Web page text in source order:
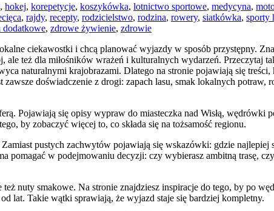
, hokej, korepetycje, koszykówka, lotnictwo sportowe, medycyna,
, rajdy, recepty, rodzicielstwo, rodzina, rowery, siatkówka, sporty
dodatkowe, zdrowe żywienie, zdrowie
ciekawostki i chcą planować wyjazdy w sposób przystępny.
ale też dla miłośników wrażeń i kulturalnych wydarzeń. Przeczytaj
naturalnymi krajobrazami. Dlatego na stronie pojawiają się
doświadczenie z drogi: zapach lasu, smak lokalnych potraw,
Pojawiają się opisy wypraw do miasteczka nad Wisłą, wędrówki
by zobaczyć więcej to, co składa się na tożsamość regionu.
pustych zachwytów pojawiają się wskazówki: gdzie
w podejmowaniu decyzji: czy wybierasz ambitną trasę,
nuty smakowe. Na stronie znajdziesz inspiracje do tego, by po
lat. Takie wątki sprawiają, że wyjazd staje się bardziej kompletny.